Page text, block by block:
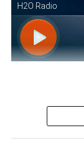
Piantaos por
programa
Raúl Mamone